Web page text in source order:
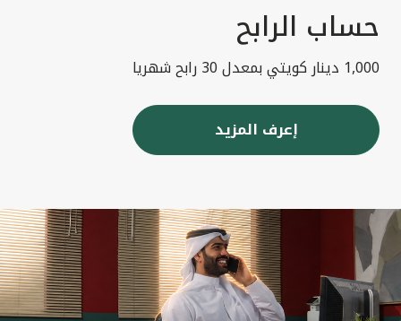
حساب الرابح
1,000 دينار كويتي بمعدل 30 رابح شهريا
إعرف المزيد